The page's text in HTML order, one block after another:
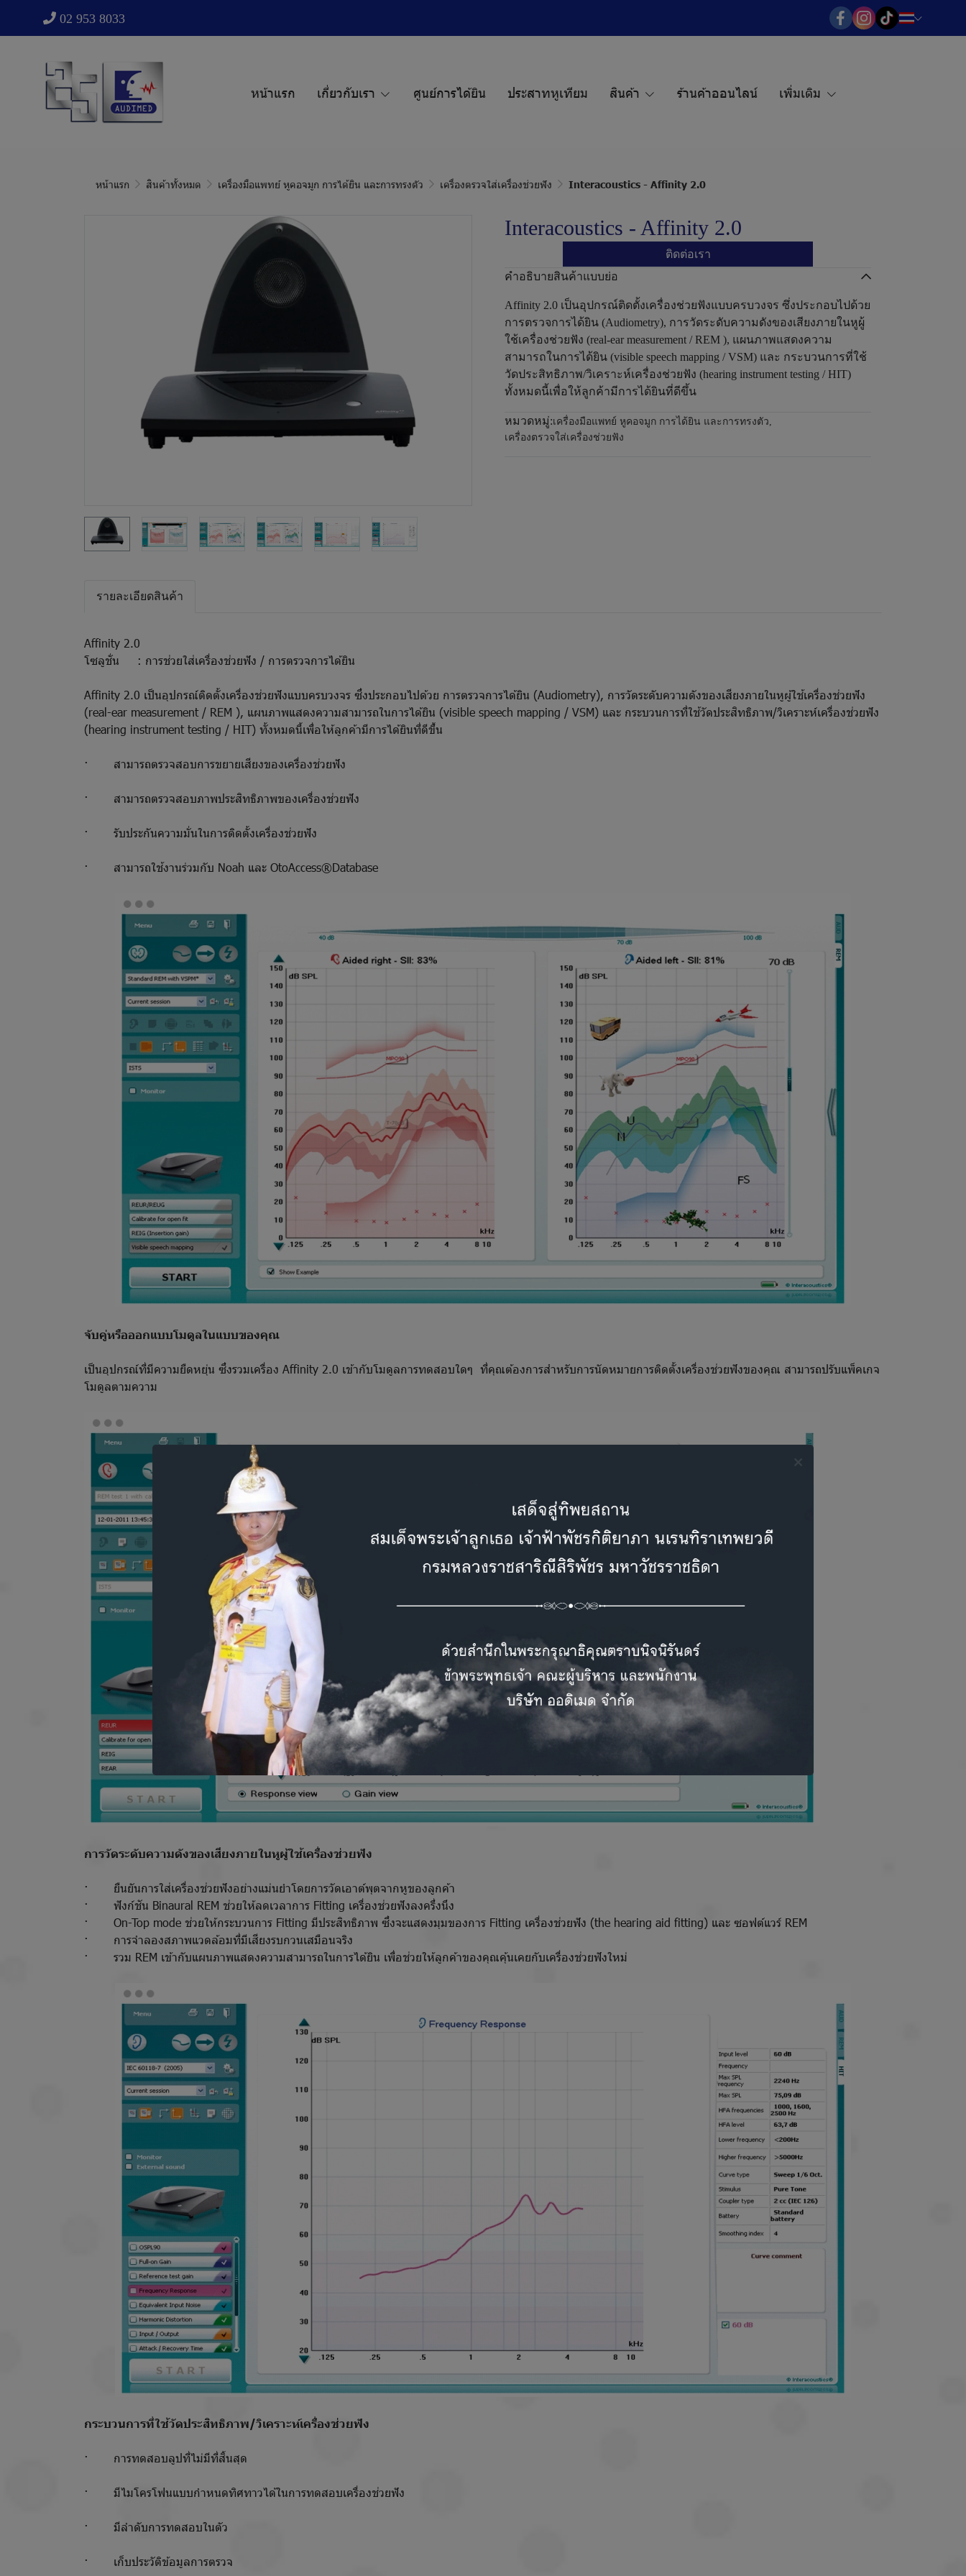
02 953 8033
หน้าแรก เกี่ยวกับเรา ศูนย์การได้ยิน ประสาทหูเทียม สินค้า ร้านค้าออนไลน์ เพิ่มเติม
หน้าแรก สินค้าทั้งหมด เครื่องมือแพทย์ หูคอจมูก การได้ยิน และการทรงตัว เครื่องตรวจใส่เครื่องช่วยฟัง Interacoustics - Affinity 2.0
Interacoustics - Affinity 2.0
ติดต่อเรา
คำอธิบายสินค้าแบบย่อ
Affinity 2.0 เป็นอุปกรณ์ติดตั้งเครื่องช่วยฟังแบบครบวงจร ซึ่งประกอบไปด้วย
การตรวจการได้ยิน (Audiometry), การวัดระดับความดังของเสียงภายในหูผู้
ใช้เครื่องช่วยฟัง (real-ear measurement / REM ), แผนภาพแสดงความ
สามารถในการได้ยิน (visible speech mapping / VSM) และ กระบวนการที่ใช้
วัดประสิทธิภาพ/วิเคราะห์เครื่องช่วยฟัง (hearing instrument testing / HIT)
ทั้งหมดนี้เพื่อให้ลูกค้ามีการได้ยินที่ดีขึ้น
หมวดหมู่:เครื่องมือแพทย์ หูคอจมูก การได้ยิน และการทรงตัว,
เครื่องตรวจใส่เครื่องช่วยฟัง
รายละเอียดสินค้า
Affinity 2.0
โซลูชั่น : การช่วยใส่เครื่องช่วยฟัง / การตรวจการได้ยิน
Affinity 2.0 เป็นอุปกรณ์ติดตั้งเครื่องช่วยฟังแบบครบวงจร ซึ่งประกอบไปด้วย การตรวจการได้ยิน (Audiometry), การวัดระดับความดังของเสียงภายในหูผู้ใช้เครื่องช่วยฟัง
(real-ear measurement / REM ), แผนภาพแสดงความสามารถในการได้ยิน (visible speech mapping / VSM) และ กระบวนการที่ใช้วัดประสิทธิภาพ/วิเคราะห์เครื่องช่วยฟัง
(hearing instrument testing / HIT) ทั้งหมดนี้เพื่อให้ลูกค้ามีการได้ยินที่ดีขึ้น
· สามารถตรวจสอบการขยายเสียงของเครื่องช่วยฟัง
· สามารถตรวจสอบภาพประสิทธิภาพของเครื่องช่วยฟัง
· รับประกันความมั่นในการติดตั้งเครื่องช่วยฟัง
· สามารถใช้งานร่วมกับ Noah และ OtoAccess®Database
จับคู่หรือออกแบบโมดูลในแบบของคุณ
เป็นอุปกรณ์ที่มีความยืดหยุ่น ซึ่งรวมเครื่อง Affinity 2.0 เข้ากับโมดูลการทดสอบใดๆ ที่คุณต้องการสำหรับการนัดหมายการติดตั้งเครื่องช่วยฟังของคุณ สามารถปรับแพ็คเกจ
โมดูลตามความ
การวัดระดับความดังของเสียงภายในหูผู้ใช้เครื่องช่วยฟัง
· ยืนยันการใส่เครื่องช่วยฟังอย่างแม่นยำโดยการวัดเอาต์พุตจากหูของลูกค้า
· ฟังก์ชัน Binaural REM ช่วยให้ลดเวลาการ Fitting เครื่องช่วยฟังลงครึ่งนึง
· On-Top mode ช่วยให้กระบวนการ Fitting มีประสิทธิภาพ ซึ่งจะแสดงมุมของการ Fitting เครื่องช่วยฟัง (the hearing aid fitting) และ ซอฟต์แวร์ REM
· การจำลองสภาพแวดล้อมที่มีเสียงรบกวนเสมือนจริง
· รวม REM เข้ากับแผนภาพแสดงความสามารถในการได้ยิน เพื่อช่วยให้ลูกค้าของคุณคุ้นเคยกับเครื่องช่วยฟังใหม่
กระบวนการที่ใช้วัดประสิทธิภาพ/วิเคราะห์เครื่องช่วยฟัง
· การทดสอบลูปที่ไม่มีที่สิ้นสุด
· มีไมโครโฟนแบบกำหนดทิศทาวได้ในการทดสอบเครื่องช่วยฟัง
· มีลำดับการทดสอบในตัว
· เก็บประวัติข้อมูลการตรวจ